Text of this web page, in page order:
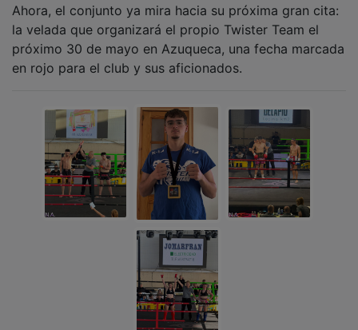
la velada que organizará el propio Twister Team el
próximo 30 de mayo en Azuqueca, una fecha marcada
en rojo para el club y sus aficionados.